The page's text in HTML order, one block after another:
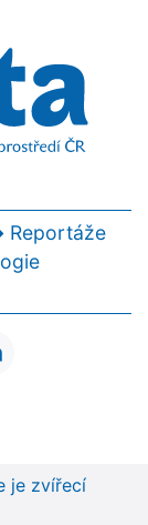
Reportáže
je zvířecí